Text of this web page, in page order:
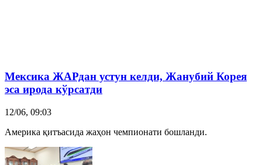
Мексика ЖАРдан устун келди, Жанубий Корея
эса ирода кўрсатди
12/06, 09:03
Америка қитъасида жаҳон чемпионати бошланди.